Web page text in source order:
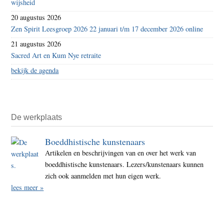
wijsheid
20 augustus 2026
Zen Spirit Leesgroep 2026 22 januari t/m 17 december 2026 online
21 augustus 2026
Sacred Art en Kum Nye retraite
bekijk de agenda
De werkplaats
Boeddhistische kunstenaars
Artikelen en beschrijvingen van en over het werk van
boeddhistische kunstenaars. Lezers/kunstenaars kunnen
zich ook aanmelden met hun eigen werk.
lees meer »